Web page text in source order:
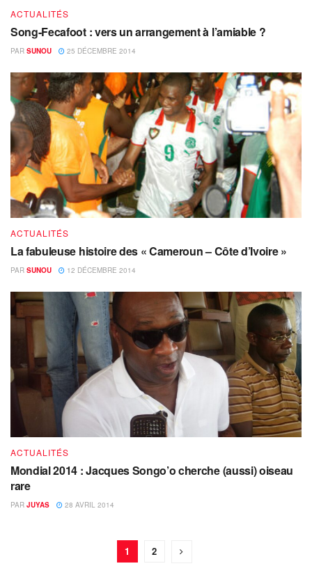
ACTUALITÉS
Song-Fecafoot : vers un arrangement à l’amiable ?
PAR SUNOU 25 DÉCEMBRE 2014
ACTUALITÉS
La fabuleuse histoire des « Cameroun – Côte d’Ivoire »
PAR SUNOU 12 DÉCEMBRE 2014
ACTUALITÉS
Mondial 2014 : Jacques Songo’o cherche (aussi) oiseau
rare
PAR JUYAS 28 AVRIL 2014
1 2